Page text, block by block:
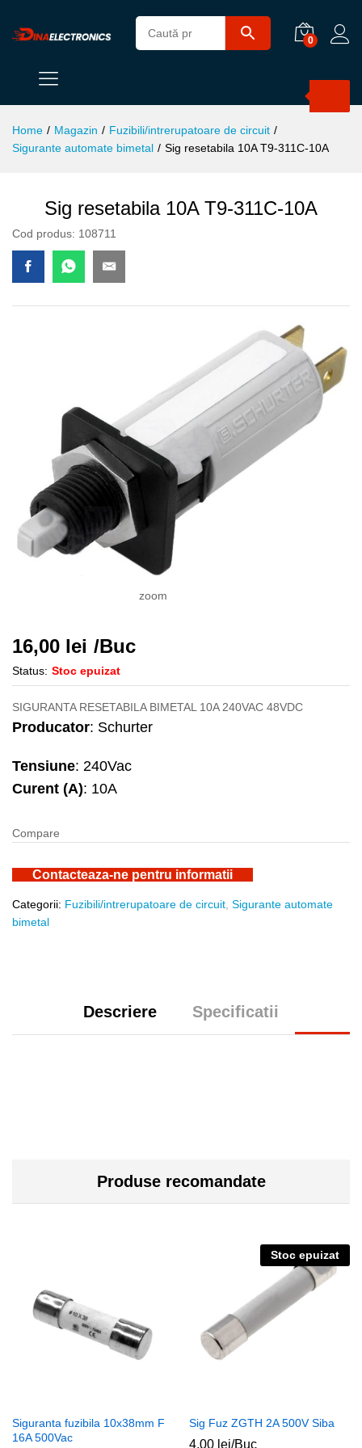
0
Home / Magazin / Fuzibili/intrerupatoare de circuit /
Sigurante automate bimetal / Sig resetabila 10A T9-311C-10A
Sig resetabila 10A T9-311C-10A
Cod produs: 108711
zoom
16,00 lei /Buc
Status: Stoc epuizat
SIGURANTA RESETABILA BIMETAL 10A 240VAC 48VDC
Producator: Schurter
Tensiune: 240Vac
Curent (A): 10A
Compare
Contacteaza-ne pentru informatii
Categorii: Fuzibili/intrerupatoare de circuit Sigurante automate
bimetal
Descriere Specificatii
Produse recomandate
Siguranta fuzibila 10x38mm F
16A 500Vac
Stoc epuizat
Sig Fuz ZGTH 2A 500V Siba
4,00 lei/Buc